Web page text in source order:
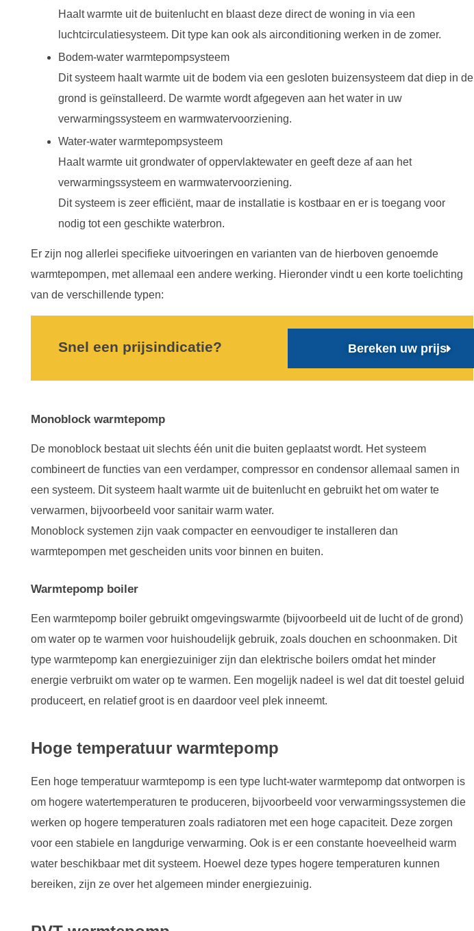
Haalt warmte uit de buitenlucht en blaast deze direct de woning in via een
luchtcirculatiesysteem. Dit type kan ook als airconditioning werken in de zomer.
Bodem-water warmtepompsysteem
Dit systeem haalt warmte uit de bodem via een gesloten buizensysteem dat diep in de
grond is geïnstalleerd. De warmte wordt afgegeven aan het water in uw
verwarmingssysteem en warmwatervoorziening.
Water-water warmtepompsysteem
Haalt warmte uit grondwater of oppervlaktewater en geeft deze af aan het
verwarmingssysteem en warmwatervoorziening.
Dit systeem is zeer efficiënt, maar de installatie is kostbaar en er is toegang voor
nodig tot een geschikte waterbron.
Er zijn nog allerlei specifieke uitvoeringen en varianten van de hierboven genoemde
warmtepompen, met allemaal een andere werking. Hieronder vindt u een korte toelichting
van de verschillende typen:
Snel een prijsindicatie? Bereken uw prijs
Monoblock warmtepomp
De monoblock bestaat uit slechts één unit die buiten geplaatst wordt. Het systeem
combineert de functies van een verdamper, compressor en condensor allemaal samen in
een systeem. Dit systeem haalt warmte uit de buitenlucht en gebruikt het om water te
verwarmen, bijvoorbeeld voor sanitair warm water.
Monoblock systemen zijn vaak compacter en eenvoudiger te installeren dan
warmtepompen met gescheiden units voor binnen en buiten.
Warmtepomp boiler
Een warmtepomp boiler gebruikt omgevingswarmte (bijvoorbeeld uit de lucht of de grond)
om water op te warmen voor huishoudelijk gebruik, zoals douchen en schoonmaken. Dit
type warmtepomp kan energiezuiniger zijn dan elektrische boilers omdat het minder
energie verbruikt om water op te warmen. Een mogelijk nadeel is wel dat dit toestel geluid
produceert, en relatief groot is en daardoor veel plek inneemt.
Hoge temperatuur warmtepomp
Een hoge temperatuur warmtepomp is een type lucht-water warmtepomp dat ontworpen is
om hogere watertemperaturen te produceren, bijvoorbeeld voor verwarmingssystemen die
werken op hogere temperaturen zoals radiatoren met een hoge capaciteit. Deze zorgen
voor een stabiele en langdurige verwarming. Ook is er een constante hoeveelheid warm
water beschikbaar met dit systeem. Hoewel deze types hogere temperaturen kunnen
bereiken, zijn ze over het algemeen minder energiezuinig.